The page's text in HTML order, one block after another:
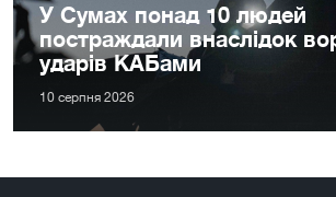
У Сумах понад 10 людей
постраждали внаслідок
ударів КАБами
10 серпня 2026